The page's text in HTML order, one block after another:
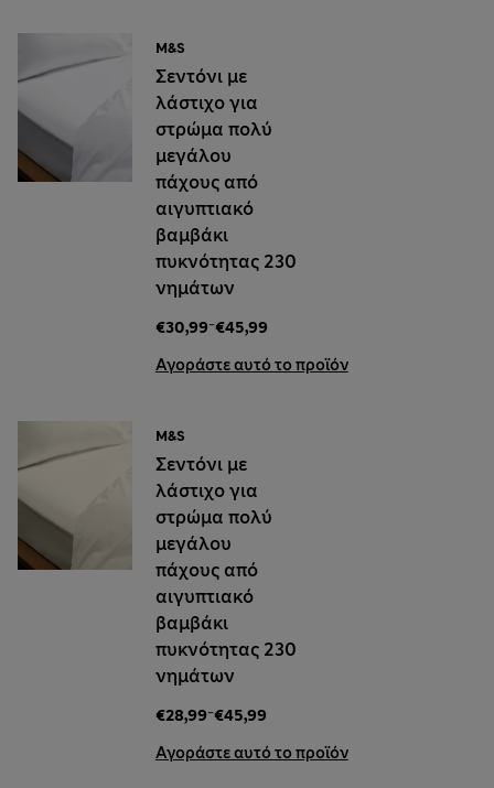
M&S
Σεντόνι με
λάστιχο για
στρώμα πολύ
μεγάλου
πάχους από
αιγυπτιακό
βαμβάκι
πυκνότητας 230
νημάτων
€30,99-€45,99
Αγοράστε αυτό το προϊόν
M&S
Σεντόνι με
λάστιχο για
στρώμα πολύ
μεγάλου
πάχους από
αιγυπτιακό
βαμβάκι
πυκνότητας 230
νημάτων
€28,99-€45,99
Αγοράστε αυτό το προϊόν